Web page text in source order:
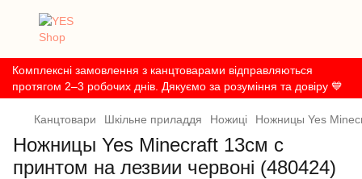
Комплексні замовлення з канцтоварами відправляються
протягом 2–3 робочих днів. Дякуємо за розуміння та довіру 💙
Канцтовари Шкільне приладдя Ножиці Ножницы Yes
Ножницы Yes Minecraft 13см с
принтом на лезвии червоні (480424)